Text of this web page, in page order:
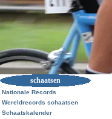
schaatsen
Nationale Records
Wereldrecords schaatsen
Schaatskalender